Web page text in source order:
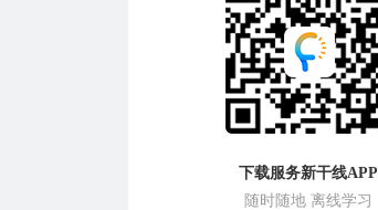
下载服务新干线APP
随时随地 离线学习